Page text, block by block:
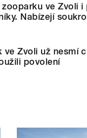
ve Zvoli
Nabízejí
ve Zvoli už nesmí
povolení